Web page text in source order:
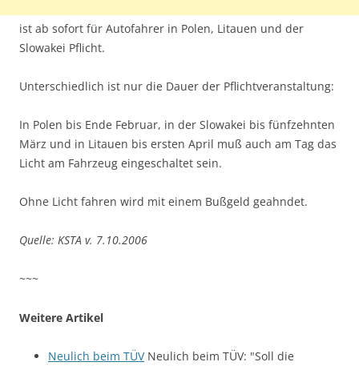
ist ab sofort für Autofahrer in Polen, Litauen und der
Slowakei Pflicht.
Unterschiedlich ist nur die Dauer der Pflichtveranstaltung:
In Polen bis Ende Februar, in der Slowakei bis fünfzehnten
März und in Litauen bis ersten April muß auch am Tag das
Licht am Fahrzeug eingeschaltet sein.
Ohne Licht fahren wird mit einem Bußgeld geahndet.
Quelle: KSTA v. 7.10.2006
~~~
Weitere Artikel
Neulich beim TÜVNeulich beim TÜV: "Soll die